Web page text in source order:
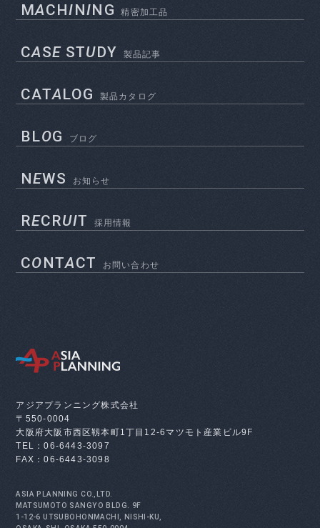
MACHINING 精密加工品
CASESTUDY 製品記事
CATALOG 製品カタログ
BLOG ブログ
NEWS お知らせ
RECRUIT 採用情報
CONTACT お問い合わせ
アジアプランニング株式会社
〒550-0004
大阪府大阪市西区靱本町1丁目12-6 マツモト産業ビル9F
TEL：06-6443-3097
FAX：06-6443-3098
ASIA PLANNING CO.,LTD.
MATSUMOTO SANGYO BLDG. 9F
1-12-6 UTSUBOHONMACHI, NISHI-KU,